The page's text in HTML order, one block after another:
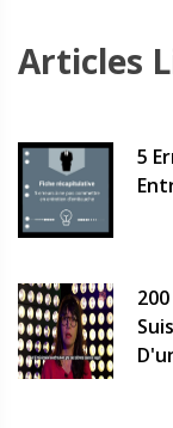
Articles
5